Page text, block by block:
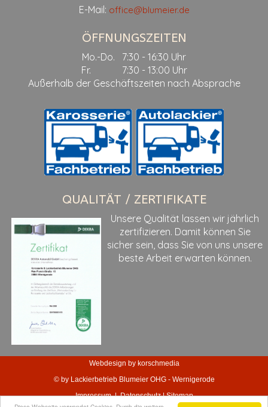
E-Mail: office@blumeier.de
ÖFFNUNGSZEITEN
Mo.-Do. 7:30 - 16:30 Uhr
Fr. 7:30 - 13:00 Uhr
Außerhalb der Geschäftszeiten nach Absprache
QUALITÄT / ZERTIFIKATE
Unsere Qualität lassen wir jährlich
zertifizieren. Damit können Sie
sicher sein, dass Sie von uns unsere
beste Arbeit erwarten können.
Webdesign by korschmedia
© by Lackierbetrieb Blumeier OHG - Wernigerode
Impressum|Datenschutz|Sitemap